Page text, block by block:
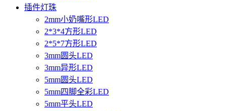
插件灯珠
2mm小奶嘴形LED
2*3*4方形LED
2*5*7方形LED
3mm圆头LED
3mm异形LED
5mm圆头LED
5mm四脚全彩LED
5mm平头LED